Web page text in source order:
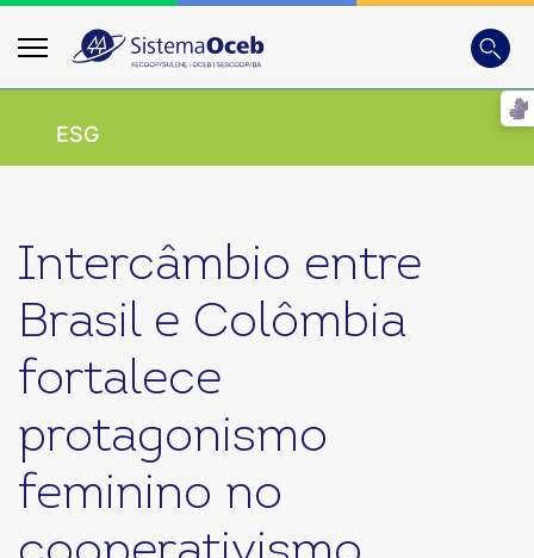
Busca
ESG
Intercâmbio entre
Brasil e Colômbia
fortalece
protagonismo
feminino no